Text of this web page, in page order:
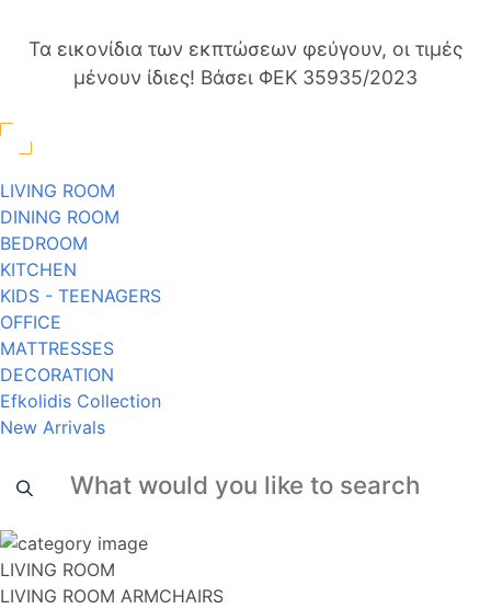
Τα εικονίδια των εκπτώσεων φεύγουν, οι τιμές
μένουν ίδιες! Βάσει ΦΕΚ 35935/2023
LIVING ROOM
DINING ROOM
BEDROOM
KITCHEN
KIDS - TEENAGERS
OFFICE
MATTRESSES
DECORATION
Efkolidis Collection
New Arrivals
LIVING ROOM
LIVING ROOM ARMCHAIRS